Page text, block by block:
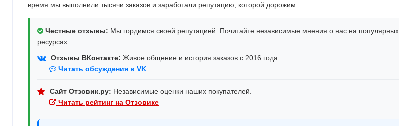
время мы выполнили тысячи заказов и заработали репутацию, которой дорожим.
Честные отзывы: Мы гордимся своей репутацией. Почитайте независимые мнения о нас на популярных
ресурсах:
Отзывы ВКонтакте: Живое общение и история заказов с 2016 года.
Читать обсуждения в VK
Сайт Отзовик.ру: Независимые оценки наших покупателей.
Читать рейтинг на Отзовике